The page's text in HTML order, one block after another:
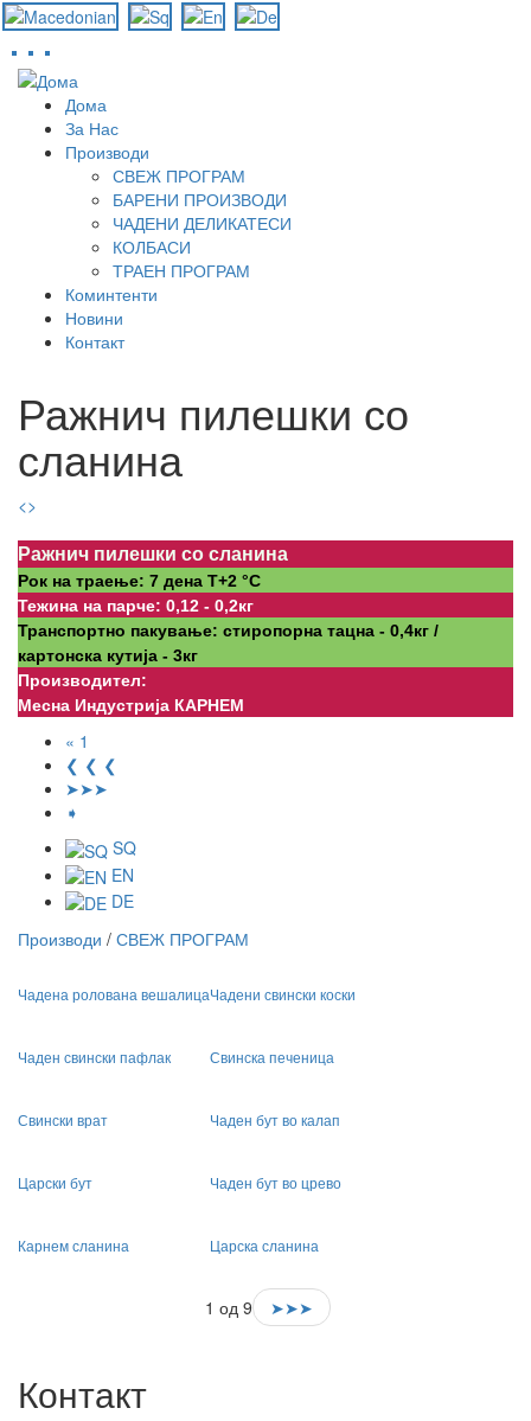
Skip
content
Дома
За Нас
Производи
СВЕЖ ПРОГРАМ
БАРЕНИ ПРОИЗВОДИ
ЧАДЕНИ ДЕЛИКАТЕСИ
КОЛБАСИ
ТРАЕН ПРОГРАМ
Коминтенти
Новини
Контакт
Ражнич пилешки со
сланина
<>
Ражнич пилешки со сланина
Рок на траење: 7 дена Т+2 °С
Тежина на парче: 0,12 - 0,2кг
Транспортно пакување: стиропорна тацна - 0,4кг /
картонска кутија - 3кг
Производител:
Месна Индустрија КАРНЕМ
« 1
❮ ❮ ❮
➤➤➤
➧
SQ
EN
DE
Производи / СВЕЖ ПРОГРАМ
Чадена ролована вешалицаЧадени свински коски
Чаден свински пафлак Свинска печеница
Свински врат Чаден бут во калап
Царски бут Чаден бут во црево
Карнем сланина Царска сланина
1 од 9 ➤➤➤
Контакт